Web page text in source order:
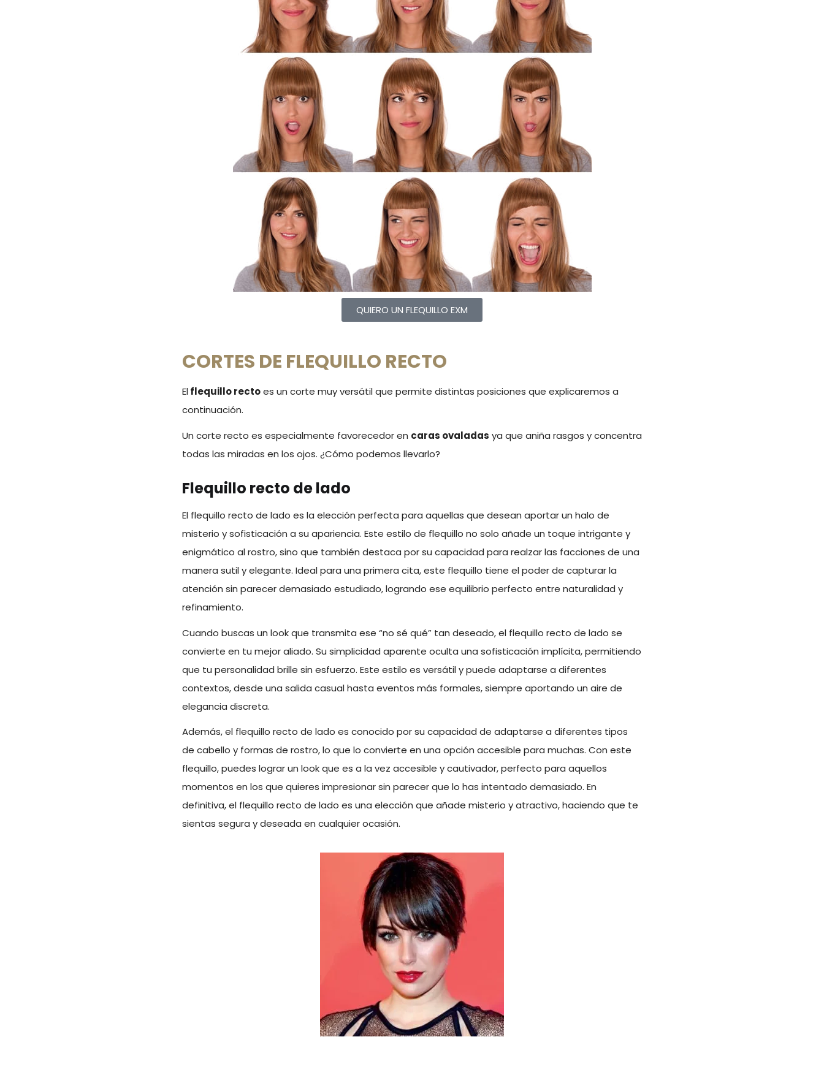
QUIERO UN FLEQUILLO EXM
CORTES DE FLEQUILLO RECTO
Elflequillo rectoes un corte muy versátil que permite distintas posiciones que explicaremos a
continuación.
Un corte recto es especialmente favorecedor en caras ovaladas ya que aniña rasgos y concentra
todas las miradas en los ojos. ¿Cómo podemos llevarlo?
Flequillo recto de lado
El flequillo recto de lado es la elección perfecta para aquellas que desean aportar un halo de
misterio y sofisticación a su apariencia. Este estilo de flequillo no solo añade un toque intrigante y
enigmático al rostro, sino que también destaca por su capacidad para realzar las facciones de una
manera sutil y elegante. Ideal para una primera cita, este flequillo tiene el poder de capturar la
atención sin parecer demasiado estudiado, logrando ese equilibrio perfecto entre naturalidad y
refinamiento.
Cuando buscas un look que transmita ese “no sé qué” tan deseado, el flequillo recto de lado se
convierte en tu mejor aliado. Su simplicidad aparente oculta una sofisticación implícita, permitiendo
que tu personalidad brille sin esfuerzo. Este estilo es versátil y puede adaptarse a diferentes
contextos, desde una salida casual hasta eventos más formales, siempre aportando un aire de
elegancia discreta.
Además, el flequillo recto de lado es conocido por su capacidad de adaptarse a diferentes tipos
de cabello y formas de rostro, lo que lo convierte en una opción accesible para muchas. Con este
flequillo, puedes lograr un look que es a la vez accesible y cautivador, perfecto para aquellos
momentos en los que quieres impresionar sin parecer que lo has intentado demasiado. En
definitiva, el flequillo recto de lado es una elección que añade misterio y atractivo, haciendo que te
sientas segura y deseada en cualquier ocasión.